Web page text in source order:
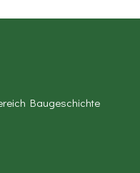
Baugeschichte